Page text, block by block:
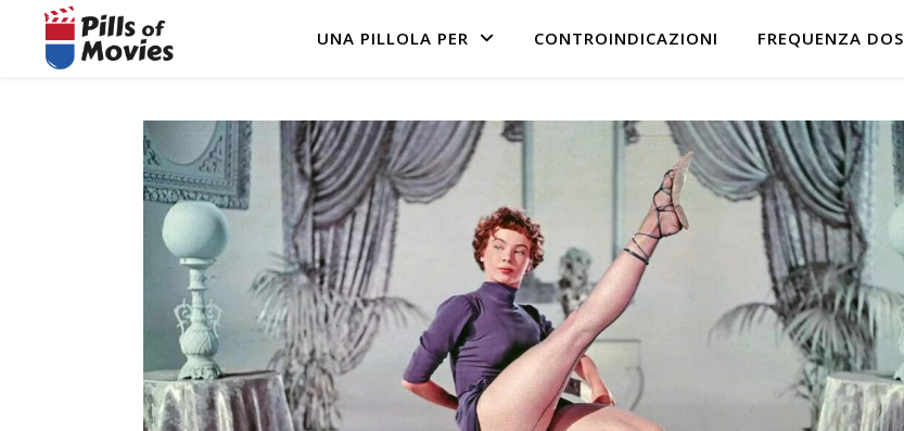
UNA PILLOLA PER CONTROINDICAZIONI FREQUENZA